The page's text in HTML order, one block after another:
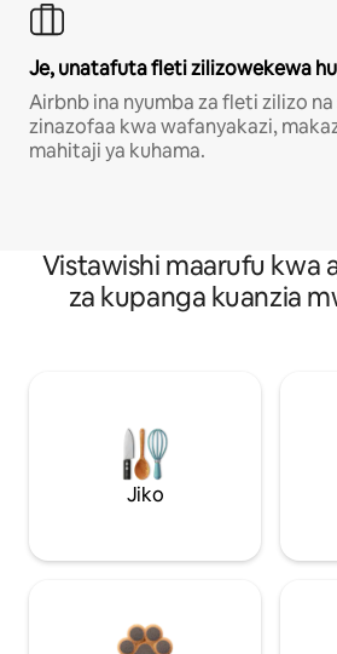
Je, unatafuta fleti zilizowekewa
Airbnb ina nyumba za fleti zilizo
zinazofaa kwa wafanyakazi,
mahitaji ya kuhama.
Vistawishi maarufu kwa
za kupanga kuanzia
Jiko